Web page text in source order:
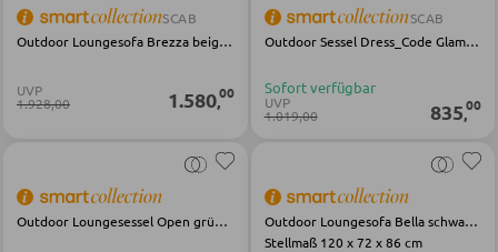
Barstühle und Hocker
TISCHE
Couch- und Beistelltische
Schminktische
SCAB
Outdoor Loungesofa Brezza beige Stoff Stahl
UVP
1.928,00 1.580,00
SCAB
Outdoor Sessel Dress_Code Glam rosa Stoff Metall
Sofort verfügbar
UVP
1.019,00 835,00
Outdoor Loungesessel Open grün schwarz Stahl Stoff
Outdoor Loungesofa Bella schwarz grau Stoff Stahl
Stellmaß 120 x 72 x 86 cm